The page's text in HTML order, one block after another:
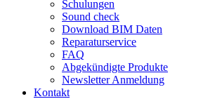
Schulungen
Sound check
Download BIM Daten
Reparaturservice
FAQ
Abgekündigte Produkte
Newsletter Anmeldung
Kontakt